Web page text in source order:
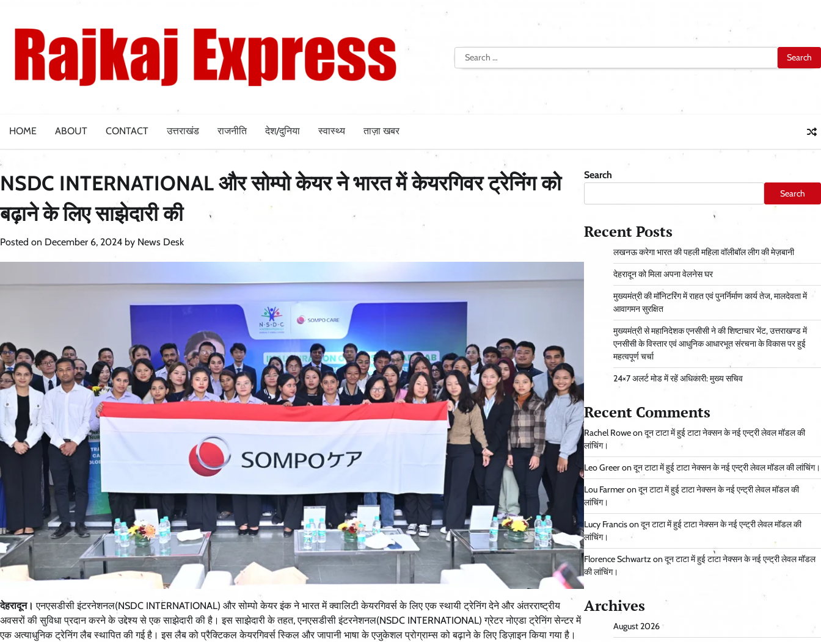
content
Search
for:
HOME ABOUT CONTACT उत्तराखंड राजनीति देश/दुनिया स्वास्थ्य ताज़ा खबर
NSDC INTERNATIONAL और सोम्पो केयर ने भारत में केयरगिवर ट्रेनिंग को
बढ़ाने के लिए साझेदारी की
Posted on December 6, 2024 by News Desk
देहरादून। एनएसडीसी इंटरनेशनल(NSDC INTERNATIONAL) और सोम्पो केयर इंक ने भारत में क्वालिटी केयरगिवर्स के लिए एक स्थायी ट्रेनिंग देने और अंतरराष्ट्रीय
अवसरों की सुविधा प्रदान करने के उद्देश्य से एक साझेदारी की है। इस साझेदारी के तहत, एनएसडीसी इंटरनेशनल(NSDC INTERNATIONAL) ग्रेटर नोएडा ट्रेनिंग सेन्टर में
एक अत्याधुनिक ट्रेनिंग लैब स्थापित की गई है। इस लैब को प्रैक्टिकल केयरगिवर्स स्किल और जापानी भाषा के एजुकेशल प्रोग्राम्स को बढ़ाने के लिए डिज़ाइन किया गया है।
Search
Search
Recent Posts
लखनऊ करेगा भारत की पहली महिला वॉलीबॉल लीग की मेज़बानी
देहरादून को मिला अपना वेलनेस घर
मुख्यमंत्री की मॉनिटरिंग में राहत एवं पुनर्निर्माण कार्य तेज, मालदेवता में
आवागमन सुरक्षित
मुख्यमंत्री से महानिदेशक एनसीसी ने की शिष्टाचार भेंट, उत्तराखण्ड में
एनसीसी के विस्तार एवं आधुनिक आधारभूत संरचना के विकास पर हुई
महत्वपूर्ण चर्चा
24×7 अलर्ट मोड में रहें अधिकारी: मुख्य सचिव
Recent Comments
Rachel Roweonदून टाटा में हुई टाटा नेक्सन के नई एन्ट्री लेवल मॉडल की
लांचिंग।
Leo Greeronदून टाटा में हुई टाटा नेक्सन के नई एन्ट्री लेवल मॉडल की लांचिंग।
Lou Farmeronदून टाटा में हुई टाटा नेक्सन के नई एन्ट्री लेवल मॉडल की
लांचिंग।
Lucy Francisonदून टाटा में हुई टाटा नेक्सन के नई एन्ट्री लेवल मॉडल की
लांचिंग।
Florence Schwartzonदून टाटा में हुई टाटा नेक्सन के नई एन्ट्री लेवल मॉडल
की लांचिंग।
Archives
August 2026